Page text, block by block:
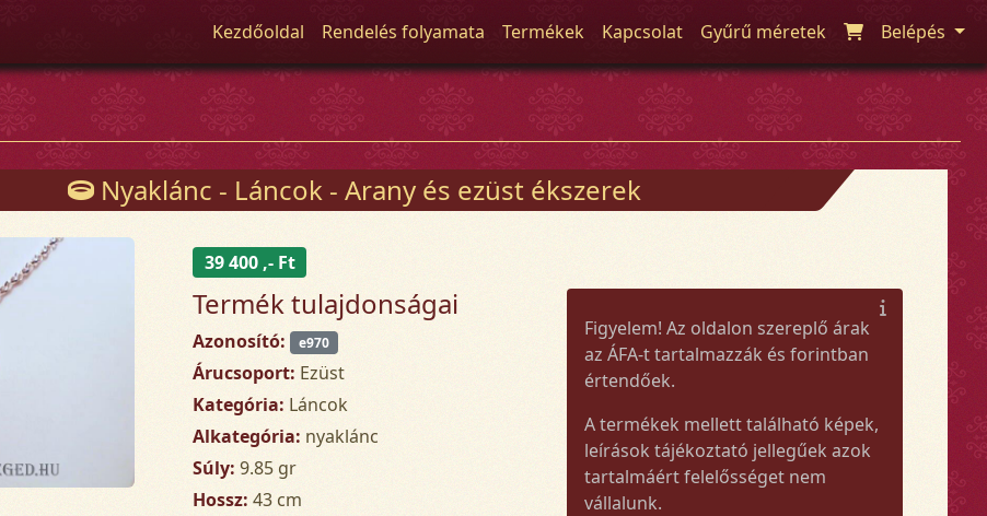
Kezdőoldal Rendelés folyamata Termékek Kapcsolat Gyűrű méretek Belépés
Nyaklánc - Láncok - Arany és ezüst ékszerek
39 400 ,- Ft
Termék tulajdonságai
Azonosító: e970
Árucsoport: Ezüst
Kategória: Láncok
Alkategória: nyaklánc
Súly: 9.85 gr
Hossz: 43 cm
Figyelem! Az oldalon szereplő árak
az ÁFA-t tartalmazzák és forintban
értendőek.
A termékek mellett található képek,
leírások tájékoztató jellegűek azok
tartalmáért felelősséget nem
vállalunk.